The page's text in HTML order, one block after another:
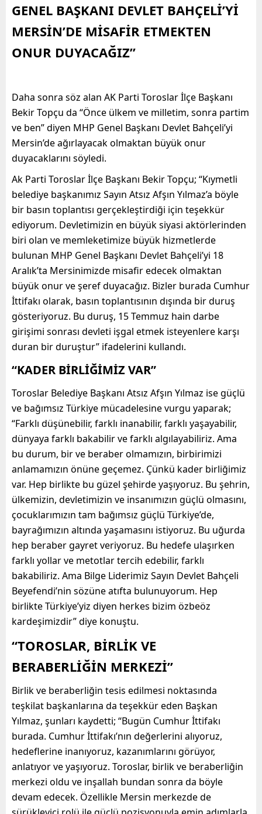
GENEL BAŞKANI DEVLET BAHÇELİ’Yİ
MERSİN’DE MİSAFİR ETMEKTEN
ONUR DUYACAĞIZ”
Daha sonra söz alan AK Parti Toroslar İlçe Başkanı
Bekir Topçu da “Önce ülkem ve milletim, sonra partim
ve ben” diyen MHP Genel Başkanı Devlet Bahçeli’yi
Mersin’de ağırlayacak olmaktan büyük onur
duyacaklarını söyledi.
Ak Parti Toroslar İlçe Başkanı Bekir Topçu; “Kıymetli
belediye başkanımız Sayın Atsız Afşın Yılmaz’a böyle
bir basın toplantısı gerçekleştirdiği için teşekkür
ediyorum. Devletimizin en büyük siyasi aktörlerinden
biri olan ve memleketimize büyük hizmetlerde
bulunan MHP Genel Başkanı Devlet Bahçeli’yi 18
Aralık’ta Mersinimizde misafir edecek olmaktan
büyük onur ve şeref duyacağız. Bizler burada Cumhur
İttifakı olarak, basın toplantısının dışında bir duruş
gösteriyoruz. Bu duruş, 15 Temmuz hain darbe
girişimi sonrası devleti işgal etmek isteyenlere karşı
duran bir duruştur” ifadelerini kullandı.
“KADER BİRLİĞİMİZ VAR”
Toroslar Belediye Başkanı Atsız Afşın Yılmaz ise güçlü
ve bağımsız Türkiye mücadelesine vurgu yaparak;
“Farklı düşünebilir, farklı inanabilir, farklı yaşayabilir,
dünyaya farklı bakabilir ve farklı algılayabiliriz. Ama
bu durum, bir ve beraber olmamızın, birbirimizi
anlamamızın önüne geçemez. Çünkü kader birliğimiz
var. Hep birlikte bu güzel şehirde yaşıyoruz. Bu şehrin,
ülkemizin, devletimizin ve insanımızın güçlü olmasını,
çocuklarımızın tam bağımsız güçlü Türkiye’de,
bayrağımızın altında yaşamasını istiyoruz. Bu uğurda
hep beraber gayret veriyoruz. Bu hedefe ulaşırken
farklı yollar ve metotlar tercih edebilir, farklı
bakabiliriz. Ama Bilge Liderimiz Sayın Devlet Bahçeli
Beyefendi’nin sözüne atıfta bulunuyorum. Hep
birlikte Türkiye’yiz diyen herkes bizim özbeöz
kardeşimizdir” diye konuştu.
“TOROSLAR, BİRLİK VE
BERABERLİĞİN MERKEZİ”
Birlik ve beraberliğin tesis edilmesi noktasında
teşkilat başkanlarına da teşekkür eden Başkan
Yılmaz, şunları kaydetti; “Bugün Cumhur İttifakı
burada. Cumhur İttifakı’nın değerlerini alıyoruz,
hedeflerine inanıyoruz, kazanımlarını görüyor,
anlatıyor ve yaşıyoruz. Toroslar, birlik ve beraberliğin
merkezi oldu ve inşallah bundan sonra da böyle
devam edecek. Özellikle Mersin merkezde de